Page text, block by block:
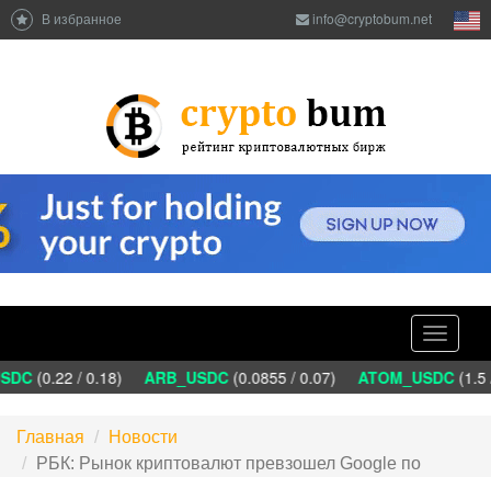
В избранное info@cryptobum.net
Toggle
(0.22 / 0.18) ARB_USDC(0.0855 / 0.07) ATOM_USDC(1.5
Главная
Новости
РБК: Рынок криптовалют превзошел Google по